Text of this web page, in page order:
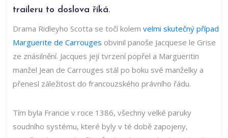
traileru to doslova říká.
Drama Ridleyho Scotta se točí kolem velmi skutečný případ
Marguerite de Carrouges obvinil panoše Jacquese le Grise
ze znásilnění. Jacques její tvrzení popřel a Margueritin
manžel Jean de Carrouges stál po boku své manželky a
přenesl záležitost do francouzského právního řádu.
Tím byla Francie v roce 1386, všechny velké paruky
soudního systému, které byly v té době zapojeny,